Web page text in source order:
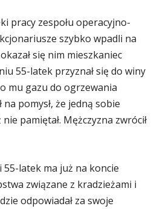
pracy zespołu operacyjno-
szybko wpadli na
się nim mieszkaniec
55-latek przyznał się do winy
mu gazu do ogrzewania
na pomysł, że jedną sobie
pamiętał. Mężczyzna zwrócił
latek ma już na koncie
związane z kradzieżami i
odpowiadał za swoje